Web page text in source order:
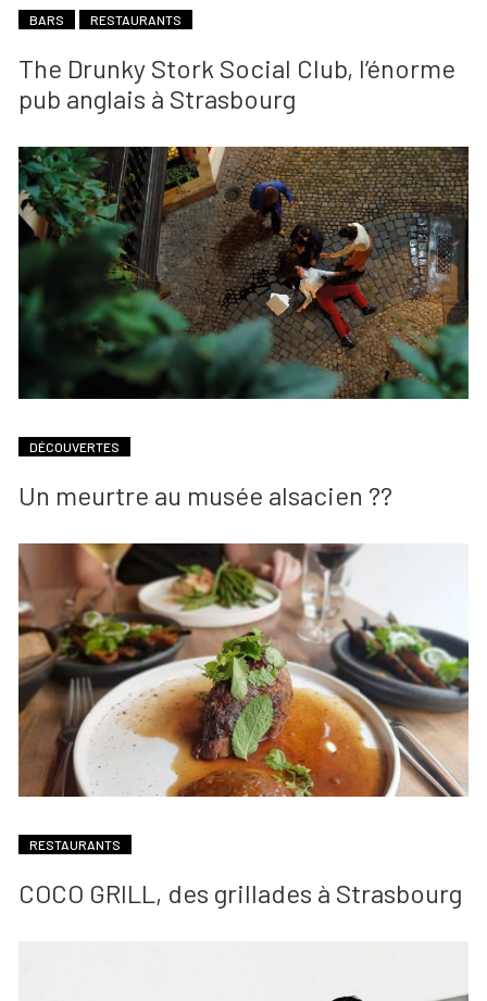
BARS RESTAURANTS
The Drunky Stork Social Club, l’énorme
pub anglais à Strasbourg
DÉCOUVERTES
Un meurtre au musée alsacien ??
RESTAURANTS
COCO GRILL, des grillades à Strasbourg